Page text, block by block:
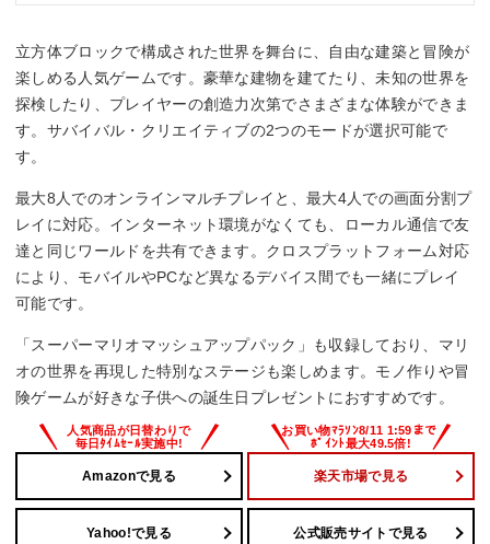
立方体ブロックで構成された世界を舞台に、自由な建築と冒険が
楽しめる人気ゲームです。豪華な建物を建てたり、未知の世界を
探検したり、プレイヤーの創造力次第でさまざまな体験ができま
す。サバイバル・クリエイティブの2つのモードが選択可能で
す。
最大8人でのオンラインマルチプレイと、最大4人での画面分割プ
レイに対応。インターネット環境がなくても、ローカル通信で友
達と同じワールドを共有できます。クロスプラットフォーム対応
により、モバイルやPCなど異なるデバイス間でも一緒にプレイ
可能です。
「スーパーマリオマッシュアップパック」も収録しており、マリ
オの世界を再現した特別なステージも楽しめます。モノ作りや冒
険ゲームが好きな子供への誕生日プレゼントにおすすめです。
Amazonで見る 楽天市場で見る
Yahoo!で見る 公式販売サイトで見る